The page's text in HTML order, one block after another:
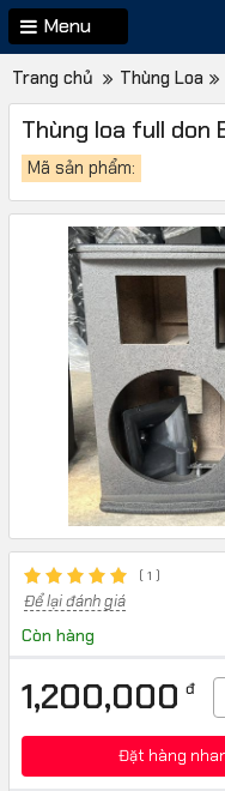
Menu
Trang chủ Thùng Loa
Thùng loa full don
Mã sản phẩm:
( 1 )
Để lại đánh giá
Còn hàng
1,200,000 đ
Đặt hàng